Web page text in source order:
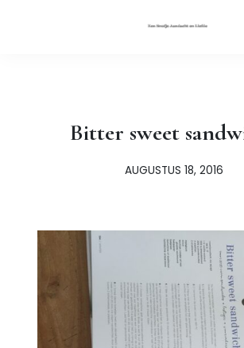
Bitter sweet
AUGUSTUS 18, 2016